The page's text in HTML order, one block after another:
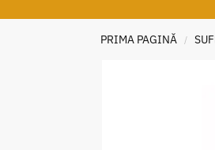
PRIMA PAGINĂ /